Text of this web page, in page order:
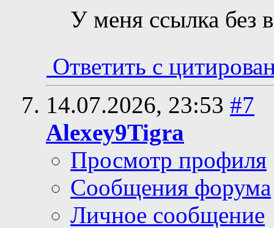
У меня ссылка без
Ответить с
14.07.2026, 23:53 #7
Alexey9Tigra
Просмотр профиля
Сообщения форума
Личное сообщение